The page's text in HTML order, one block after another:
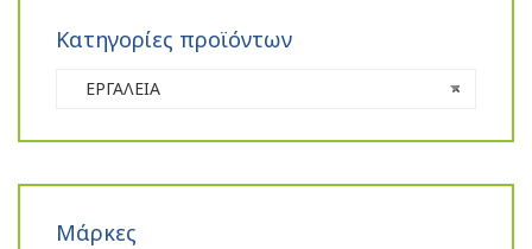
Κατηγορίες προϊόντων
×
ΕΡΓΑΛΕΙΑ
Μάρκες